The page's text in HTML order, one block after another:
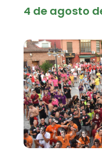
4 de agosto